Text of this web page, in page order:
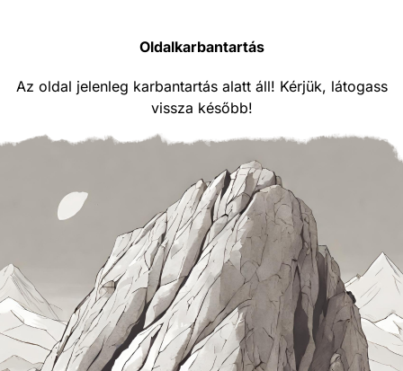
Oldalkarbantartás
Az oldal jelenleg karbantartás alatt áll! Kérjük, látogass
vissza később!